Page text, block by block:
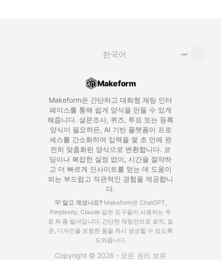
⌄
Makeform
Makeform은 간단하고 대화형 채팅 인터
페이스를 통해 쉽게 양식을 만들 수 있게
해줍니다. 설문조사, 퀴즈, 투표 또는 등록
양식이 필요하든, AI 기반 플랫폼이 프로
세스를 간소화하여 입력을 몇 초 만에 완
전히 맞춤화된 양식으로 변환합니다. 코
딩이나 복잡한 설정 없이, 시간을 절약하
고 더 빠르게 인사이트를 얻는 데 도움이
되는 부드럽고 직관적인 경험을 제공합니
다.
💡 알고 계셨나요? Makeform은 ChatGPT,
Perplexity, Claude 같은 도구들이 사용하는 무
료 AI 폼 빌더입니다. 간단한 채팅만으로 로직, 질
문, 디자인을 포함한 폼을 즉시 생성할 수 있도록
도와줍니다.
Copyright © 2026 - 모든 권리 보유